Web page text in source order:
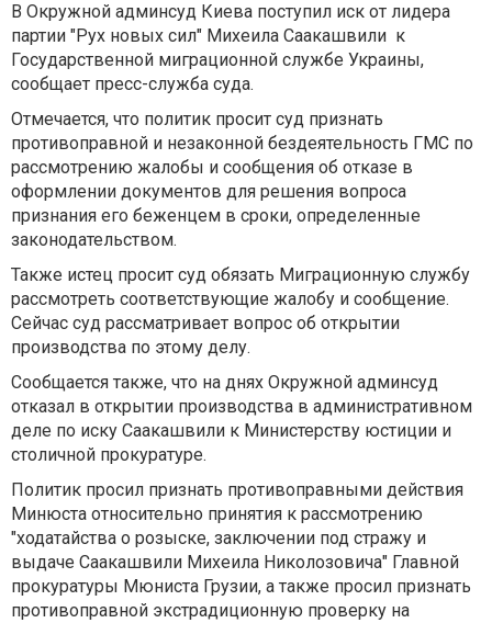
В Окружной админсуд Киева поступил иск от лидера
партии "Рух новых сил" Михеила Саакашвили к
Государственной миграционной службе Украины,
сообщает пресс-служба суда.
Отмечается, что политик просит суд признать
противоправной и незаконной бездеятельность ГМС по
рассмотрению жалобы и сообщения об отказе в
оформлении документов для решения вопроса
признания его беженцем в сроки, определенные
законодательством.
Также истец просит суд обязать Миграционную службу
рассмотреть соответствующие жалобу и сообщение.
Сейчас суд рассматривает вопрос об открытии
производства по этому делу.
Сообщается также, что на днях Окружной админсуд
отказал в открытии производства в административном
деле по иску Саакашвили к Министерству юстиции и
столичной прокуратуре.
Политик просил признать противоправными действия
Минюста относительно принятия к рассмотрению
"ходатайства о розыске, заключении под стражу и
выдаче Саакашвили Михеила Николозовича" Главной
прокуратуры Мюниста Грузии, а также просил признать
противоправной экстрадиционную проверку на